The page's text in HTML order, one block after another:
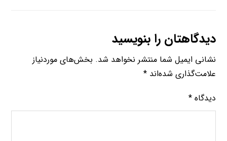
دیدگاهتان را بنویسید
نشانی ایمیل شما منتشر نخواهد شد. بخش‌های موردنیاز
علامت‌گذاری شده‌اند*
دیدگاه*